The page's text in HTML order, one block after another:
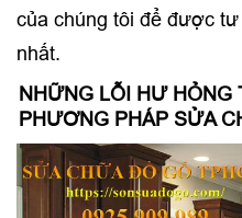
của chúng tôi để được
nhất.
NHỮNG LỖI HƯ HỎNG
PHƯƠNG PHÁP SỬA